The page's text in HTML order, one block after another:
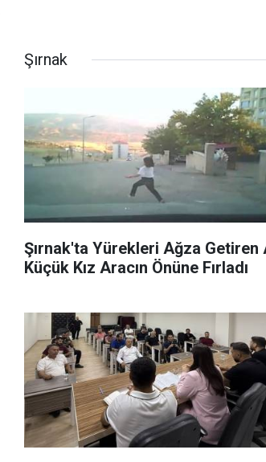
Şırnak
Şırnak'ta Yürekleri Ağza Getiren
Küçük Kız Aracın Önüne Fırladı